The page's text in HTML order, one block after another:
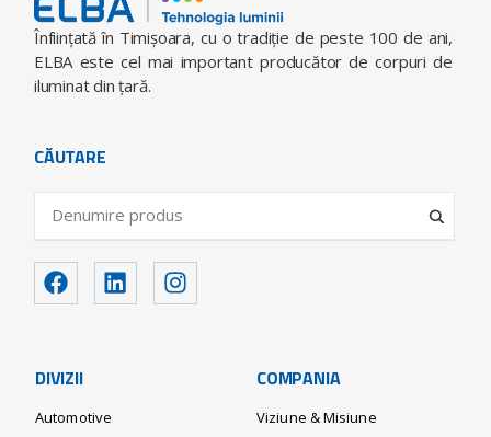
Înfiinţată în Timişoara, cu o tradiţie de peste 100 de ani,
ELBA este cel mai important producător de corpuri de
iluminat din ţară.
CĂUTARE
DIVIZII
Automotive
COMPANIA
Viziune & Misiune